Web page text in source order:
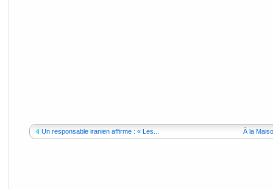
Un responsable iranien affirme : « Les... À la